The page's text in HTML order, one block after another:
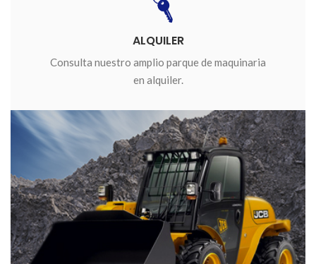
ALQUILER
Consulta nuestro amplio parque de maquinaria
en alquiler.